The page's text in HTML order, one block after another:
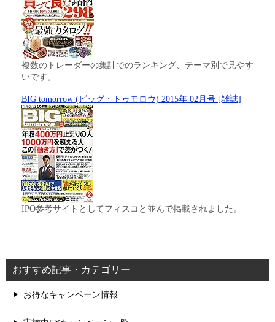
複数のトレーダーの集計でのランキング、テーマ別で見やす
いです。
BIG tomorrow (ビッグ・トゥモロウ) 2015年 02月号 [雑誌]
IPO参考サイトとしてフィスコと並んで掲載されました。
おすすめ記事・カテゴリー
お得なキャンペーン情報